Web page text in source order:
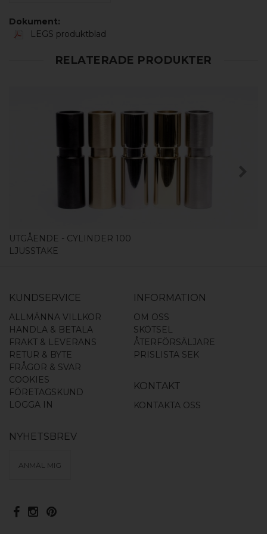
Dokument:
LEGS produktblad
RELATERADE PRODUKTER
KÖP
UTGÅENDE - CYLINDER 100
LJUSSTAKE
KUNDSERVICE
ALLMÄNNA VILLKOR
HANDLA & BETALA
FRAKT & LEVERANS
RETUR & BYTE
FRÅGOR & SVAR
COOKIES
FÖRETAGSKUND
LOGGA IN
INFORMATION
OM OSS
SKÖTSEL
ÅTERFÖRSÄLJARE
PRISLISTA SEK
KONTAKT
KONTAKTA OSS
NYHETSBREV
ANMÄL MIG